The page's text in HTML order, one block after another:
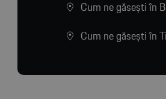
Cum ne găsești în
Cum ne găsești în